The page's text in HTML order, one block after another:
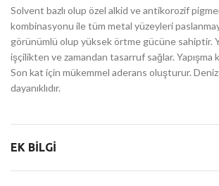
Solvent bazlı olup özel alkid ve antikorozif
kombinasyonu ile tüm metal yüzeyleri
görünümlü olup yüksek örtme gücüne sahiptir.
işçilikten ve zamandan tasarruf sağlar. Yapışma
Son kat için mükemmel aderans oluşturur.
dayanıklıdır.
EK BILGI